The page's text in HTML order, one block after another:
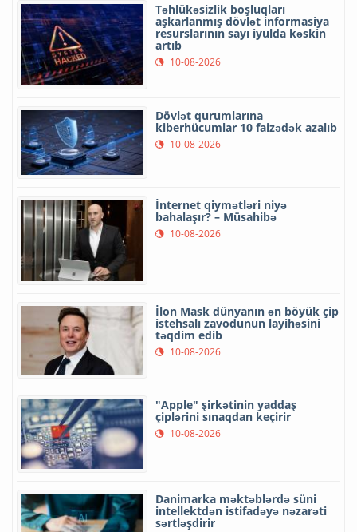
Təhlükəsizlik boşluqları
aşkarlanmış dövlət informasiya
resurslarının sayı iyulda kəskin
artıb
10-08-2026
Dövlət qurumlarına
kiberhücumlar 10 faizədək azalıb
10-08-2026
İnternet qiymətləri niyə
bahalaşır? – Müsahibə
10-08-2026
İlon Mask dünyanın ən böyük çip
istehsalı zavodunun layihəsini
təqdim edib
10-08-2026
"Apple" şirkətinin yaddaş
çiplərini sınaqdan keçirir
10-08-2026
Danimarka məktəblərdə süni
intellektdən istifadəyə nəzarəti
sərtləşdirir